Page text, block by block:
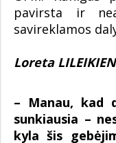
pavirsta ir
savireklamos
Loreta
– Manau, kad
sunkiausia –
kyla šis